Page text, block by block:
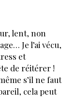
lent, non
Je l’ai vécu,
et
de réitérer !
s’il ne faut
cela peut